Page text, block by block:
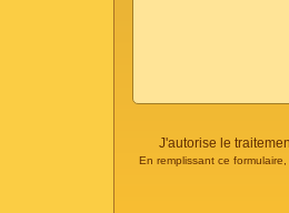
J'autorise le
En remplissant ce